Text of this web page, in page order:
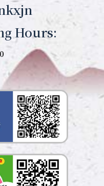
Hours: